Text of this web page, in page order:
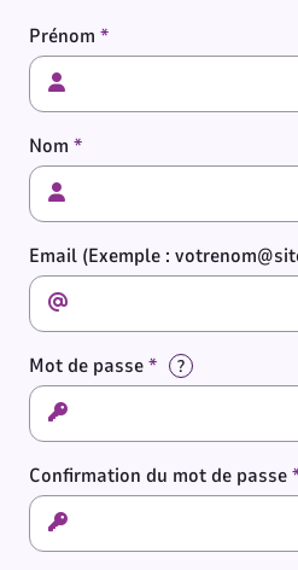
Prénom
Nom
Email (Exemple :
Mot de passe ?Aide à la saisie
Confirmation du mot de passe